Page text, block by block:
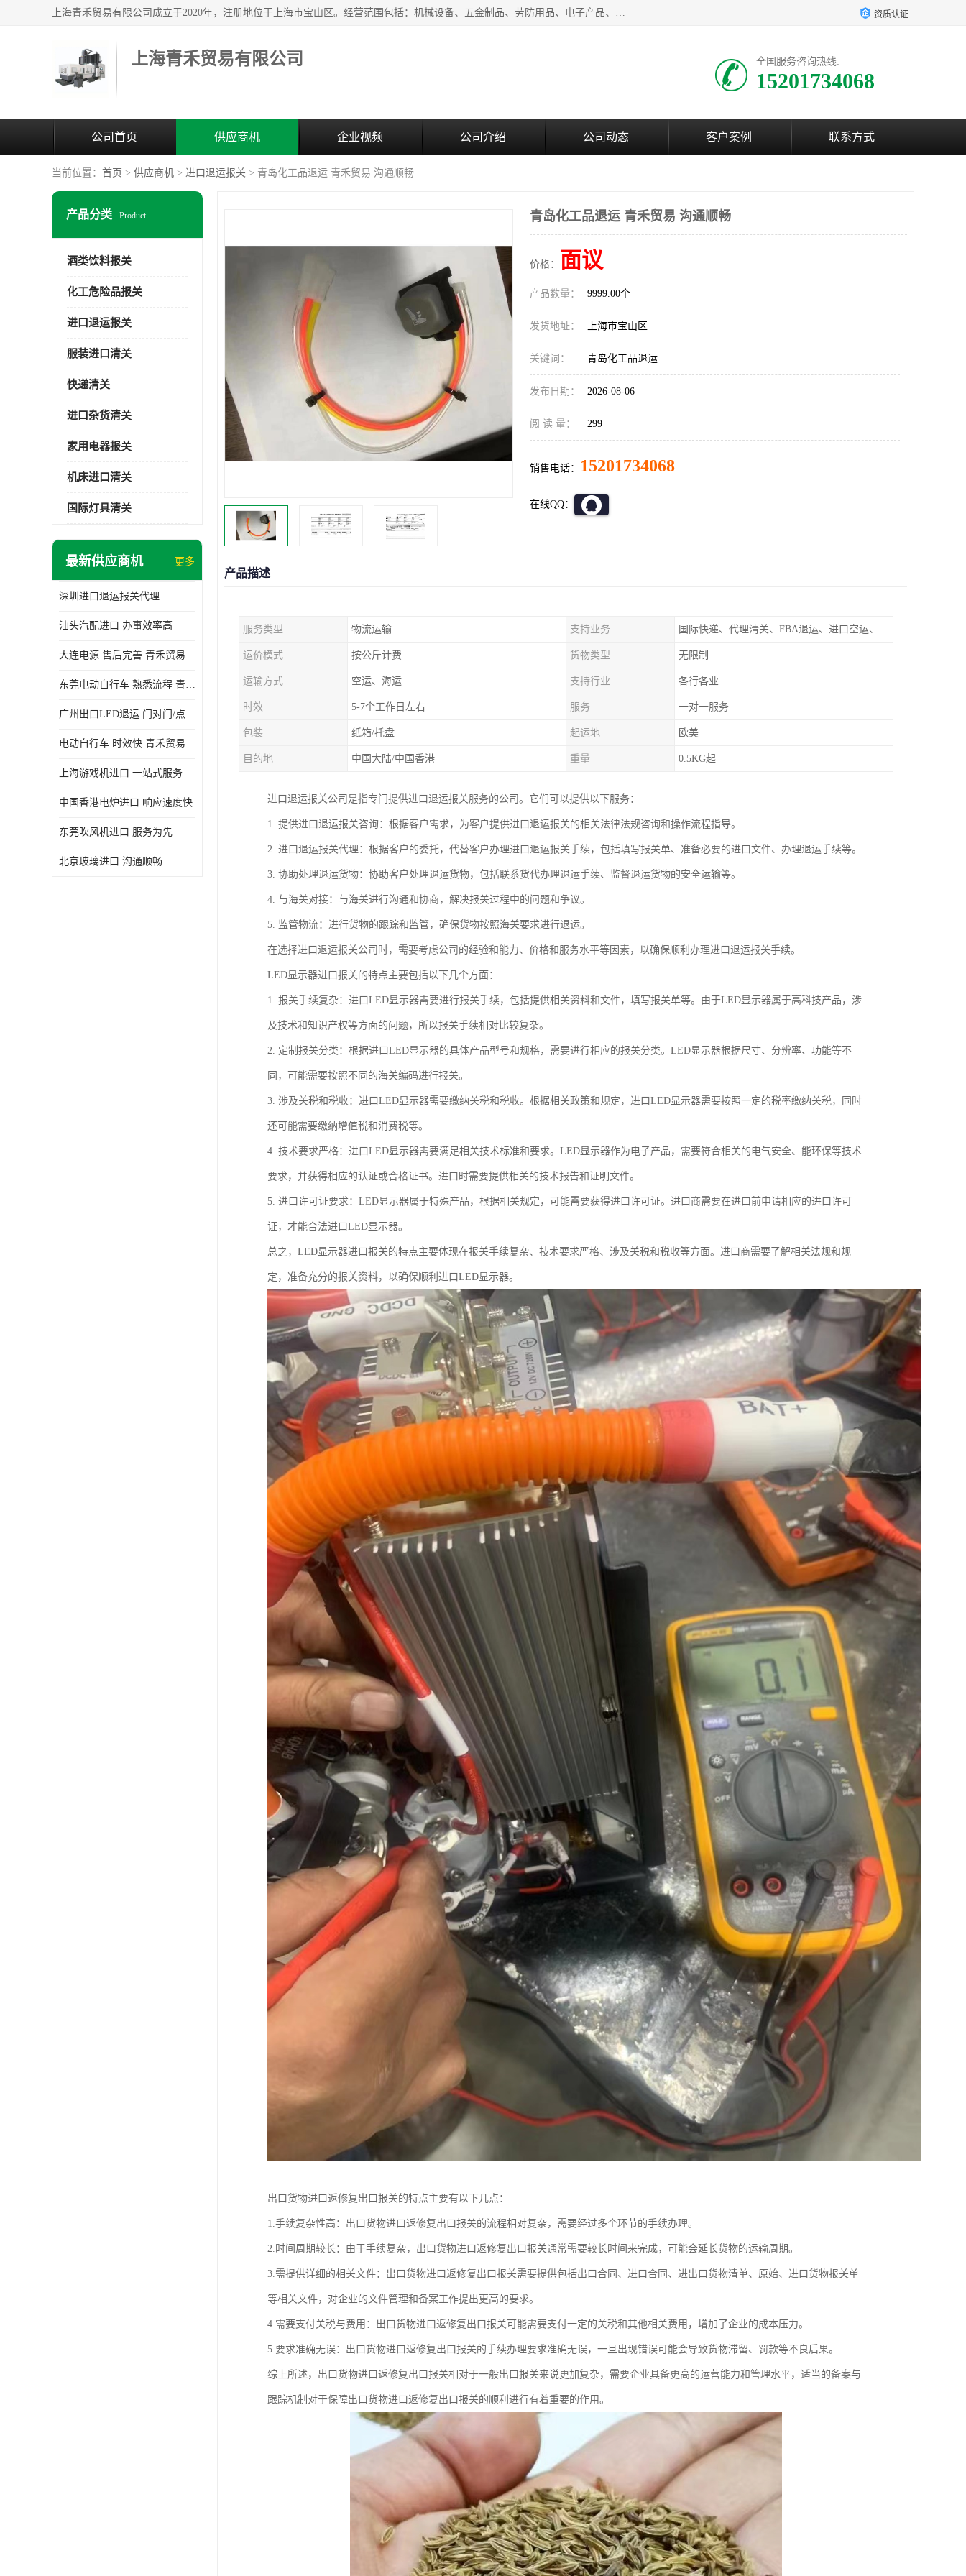
上海青禾贸易有限公司成立于2020年，注册地位于上海市宝山区。经营范围包括：机械设备、五金制品、劳防用品、电子产品、塑胶制品、家具、模具、纺织品、仪器仪表、建筑材料、装饰材料、化工产品、金属制品、机车配件等货物进出口报关、清关服务。 资质认证
上海青禾贸易有限公司 全国服务咨询热线:
15201734068
公司首页 供应商机 企业视频 公司介绍 公司动态 客户案例 联系方式
当前位置： 首页 > 供应商机 > 进口退运报关 > 青岛化工品退运 青禾贸易 沟通顺畅
产品分类 Product
酒类饮料报关
化工危险品报关
进口退运报关
服装进口清关
快递清关
进口杂货清关
家用电器报关
机床进口清关
国际灯具清关
最新供应商机 更多
深圳进口退运报关代理
汕头汽配进口 办事效率高
大连电源 售后完善 青禾贸易
东莞电动自行车 熟悉流程 青禾贸易
广州出口LED退运 门对门/点对点
电动自行车 时效快 青禾贸易
上海游戏机进口 一站式服务
中国香港电炉进口 响应速度快
东莞吹风机进口 服务为先
北京玻璃进口 沟通顺畅
青岛化工品退运 青禾贸易 沟通顺畅
价格： 面议
产品数量： 9999.00个
发货地址： 上海市宝山区
关键词： 青岛化工品退运
发布日期： 2026-08-06
阅 读 量： 299
销售电话： 15201734068
在线QQ：
产品描述
服务类型 物流运输 支持业务 国际快递、代理清关、FBA退运、进口空运、进口海运
运价模式 按公斤计费 货物类型 无限制
运输方式 空运、海运 支持行业 各行各业
时效 5-7个工作日左右 服务 一对一服务
包装 纸箱/托盘 起运地 欧美
目的地 中国大陆/中国香港 重量 0.5KG起
进口退运报关公司是指专门提供进口退运报关服务的公司。它们可以提供以下服务：
1. 提供进口退运报关咨询：根据客户需求，为客户提供进口退运报关的相关法律法规咨询和操作流程指导。
2. 进口退运报关代理：根据客户的委托，代替客户办理进口退运报关手续，包括填写报关单、准备必要的进口文件、办理退运手续等。
3. 协助处理退运货物：协助客户处理退运货物，包括联系货代办理退运手续、监督退运货物的安全运输等。
4. 与海关对接：与海关进行沟通和协商，解决报关过程中的问题和争议。
5. 监管物流：进行货物的跟踪和监管，确保货物按照海关要求进行退运。
在选择进口退运报关公司时，需要考虑公司的经验和能力、价格和服务水平等因素，以确保顺利办理进口退运报关手续。
LED显示器进口报关的特点主要包括以下几个方面：
1. 报关手续复杂：进口LED显示器需要进行报关手续，包括提供相关资料和文件，填写报关单等。由于LED显示器属于高科技产品，涉
及技术和知识产权等方面的问题，所以报关手续相对比较复杂。
2. 定制报关分类：根据进口LED显示器的具体产品型号和规格，需要进行相应的报关分类。LED显示器根据尺寸、分辨率、功能等不
同，可能需要按照不同的海关编码进行报关。
3. 涉及关税和税收：进口LED显示器需要缴纳关税和税收。根据相关政策和规定，进口LED显示器需要按照一定的税率缴纳关税，同时
还可能需要缴纳增值税和消费税等。
4. 技术要求严格：进口LED显示器需要满足相关技术标准和要求。LED显示器作为电子产品，需要符合相关的电气安全、能环保等技术
要求，并获得相应的认证或合格证书。进口时需要提供相关的技术报告和证明文件。
5. 进口许可证要求：LED显示器属于特殊产品，根据相关规定，可能需要获得进口许可证。进口商需要在进口前申请相应的进口许可
证，才能合法进口LED显示器。
总之，LED显示器进口报关的特点主要体现在报关手续复杂、技术要求严格、涉及关税和税收等方面。进口商需要了解相关法规和规
定，准备充分的报关资料，以确保顺利进口LED显示器。
出口货物进口返修复出口报关的特点主要有以下几点：
1.手续复杂性高：出口货物进口返修复出口报关的流程相对复杂，需要经过多个环节的手续办理。
2.时间周期较长：由于手续复杂，出口货物进口返修复出口报关通常需要较长时间来完成，可能会延长货物的运输周期。
3.需提供详细的相关文件：出口货物进口返修复出口报关需要提供包括出口合同、进口合同、进出口货物清单、原始、进口货物报关单
等相关文件，对企业的文件管理和备案工作提出更高的要求。
4.需要支付关税与费用：出口货物进口返修复出口报关可能需要支付一定的关税和其他相关费用，增加了企业的成本压力。
5.要求准确无误：出口货物进口返修复出口报关的手续办理要求准确无误，一旦出现错误可能会导致货物滞留、罚款等不良后果。
综上所述，出口货物进口返修复出口报关相对于一般出口报关来说更加复杂，需要企业具备更高的运营能力和管理水平，适当的备案与
跟踪机制对于保障出口货物进口返修复出口报关的顺利进行有着重要的作用。